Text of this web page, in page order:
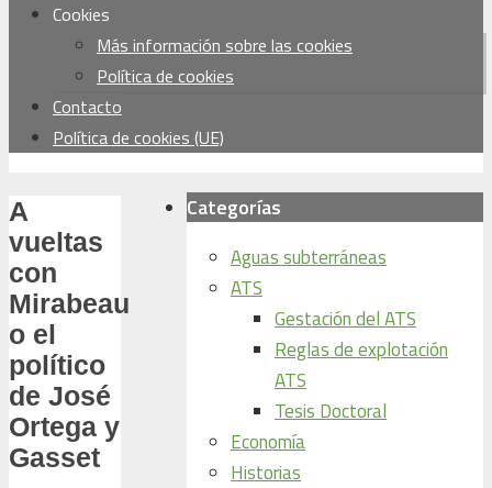
Cookies
Más información sobre las cookies
Política de cookies
Contacto
Política de cookies (UE)
A
vueltas
con
Mirabeau
o el
político
de José
Ortega y
Gasset
Categorías
Aguas subterráneas
ATS
Gestación del ATS
Reglas de explotación
ATS
Tesis Doctoral
Economía
Historias